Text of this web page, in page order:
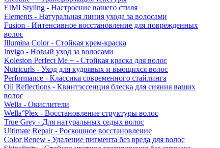
EIMI Styling - Настроение вашего стиля
Elements - Натуральная линия ухода за волосами
Fusion - Интенсивное восстановление для поврежденных
волос
Illumina Color - Стойкая крем-краска
Invigo - Новый уход за волосами
Koleston Perfect Me + - Стойкая краска для волос
Nutricurls - Уход для кудрявых и вьющихся волос
Performance - Классика современного стайлинга
Oil Reflections - Квинтэссенция блеска для сияния ваших
волос
Wella - Окислители
Wella°Plex - Восстановление структуры волос
True Grey - Для натуральных седых волос
Ultimate Repair - Роскошное восстановление
Color Renew - Удаление пигмента без вреда для волос